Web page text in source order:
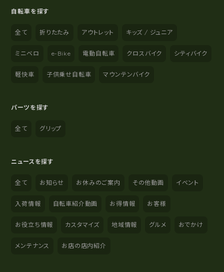
自転車を探す
全て 折りたたみ アウトレット キッズ / ジュニア
ミニベロ e-Bike 電動自転車 クロスバイク シティバイク
軽快車 子供乗せ自転車 マウンテンバイク
パーツを探す
全て グリップ
ニュースを探す
全て お知らせ お休みのご案内 その他動画 イベント
入荷情報 自転車紹介動画 お得情報 お客様
お役立ち情報 カスタマイズ 地域情報 グルメ おでかけ
メンテナンス お店の店内紹介